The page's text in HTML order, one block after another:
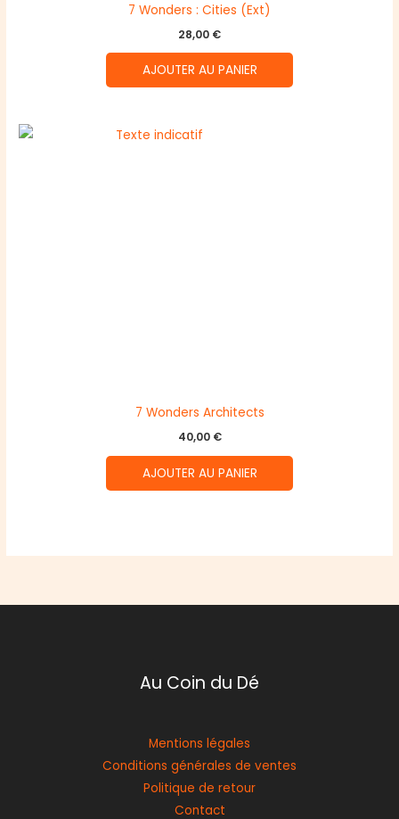
7 Wonders : Cities (Ext)
28,00 €
AJOUTER AU PANIER
7 Wonders Architects
40,00 €
AJOUTER AU PANIER
Au Coin du Dé
Mentions légales
Conditions générales de ventes
Politique de retour
Contact